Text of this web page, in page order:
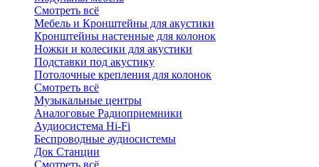
Смотреть всё
Мебель и Кронштейны для акустики
Кронштейны настенные для колонок
Ножки и колесики для акустики
Подставки под акустику
Потолочные крепления для колонок
Смотреть всё
Музыкальные центры
Аналоговые Радиоприемники
Аудиосистема Hi-Fi
Беспроводные аудиосистемы
Док Станции
Смотреть всё